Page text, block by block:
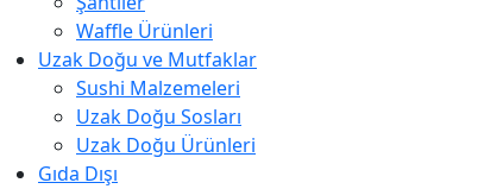
Waffle Ürünleri
Uzak Doğu ve Mutfaklar
Sushi Malzemeleri
Uzak Doğu Sosları
Uzak Doğu Ürünleri
Gıda Dışı